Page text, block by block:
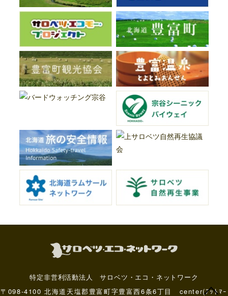
特定非営利活動法人 サロベツ・エコ・ネットワーク
〒098-4100 北海道天塩郡豊富町字豊富西6条6丁目 center(ｱｯﾄﾏｰ